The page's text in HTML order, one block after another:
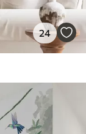
24